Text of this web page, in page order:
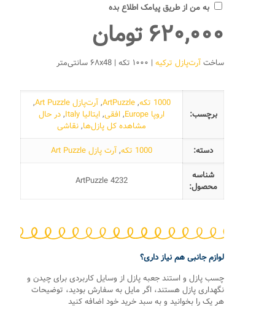
به من از طریق پیامک اطلاع بده
۶۲۰,۰۰۰ تومان
ساختآرت‌پازل ترکیه | ۱۰۰۰ تکه | ۶۸x48 سانتی‌متر
برچسب:
1000 تکه ,
ArtPuzzle
,آرت‌پازل Art Puzzle
,
اروپا Europe
,افقی,ایتالیا Italy ,در حال
مشاهده کل پازل‌ها,نقاشی
دسته:
1000 تکه ,آرت پازل Art Puzzle
شناسه
محصول:
ArtPuzzle 4232
لوازم جانبی هم نیاز داری؟
چسب پازل و استند جعبه پازل از وسایل کاربردی برای چیدن و
نگهداری پازل هستند، اگر مایل به سفارش بودید، توضیحات
هر یک را بخوانید و به سبد خرید خود اضافه کنید